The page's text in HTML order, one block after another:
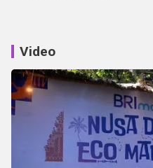
Video